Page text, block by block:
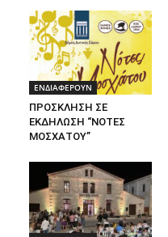
ΕΝΔΙΑΦΕΡΟΥΝ
ΠΡΟΣΚΛΗΣΗ ΣΕ
ΕΚΔΗΛΩΣΗ “ΝΟΤΕΣ
ΜΟΣΧΑΤΟΥ”